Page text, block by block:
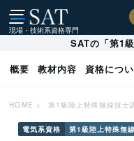
現場・技術系資格専門
SATの「第1
概要
教材内容 資格につ
HOME > 第1級陸上特殊無線技士
電気系資格 第1級陸上特殊無